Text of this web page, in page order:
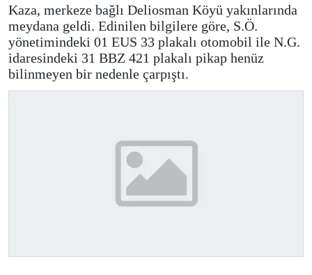
Kaza, merkeze bağlı Deliosman Köyü yakınlarında
meydana geldi. Edinilen bilgilere göre, S.Ö.
yönetimindeki 01 EUS 33 plakalı otomobil ile N.G.
idaresindeki 31 BBZ 421 plakalı pikap henüz
bilinmeyen bir nedenle çarpıştı.